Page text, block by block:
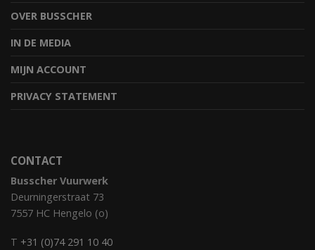
OVER BUSSCHER
IN DE MEDIA
MIJN ACCOUNT
PRIVACY STATEMENT
CONTACT
Busscher Vuurwerk
Deurningerstraat 73
7557 HC Hengelo (o)
T +31 (0)74 291 10 40